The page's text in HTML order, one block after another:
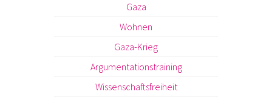
Gaza
Wohnen
Gaza-Krieg
Argumentationstraining
Wissenschaftsfreiheit